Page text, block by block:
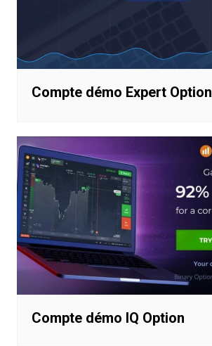
Compte démo Expert Option
Compte démo IQ Option